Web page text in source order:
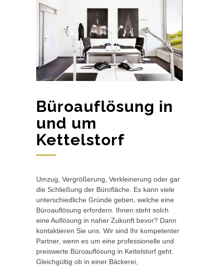
Büroauflösung in
und um
Kettelstorf
Umzug, Vergrößerung, Verkleinerung oder gar
die Schließung der Bürofläche. Es kann viele
unterschiedliche Gründe geben, welche eine
Büroauflösung erfordern. Ihnen steht solch
eine Auflösung in naher Zukunft bevor? Dann
kontaktieren Sie uns. Wir sind Ihr kompetenter
Partner, wenn es um eine professionelle und
preiswerte Büroauflösung in Kettelstorf geht.
Gleichgültig ob in einer Bäckerei,